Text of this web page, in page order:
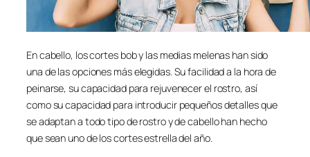
En cabello, los cortes bob y las medias melenas han sido
una de las opciones más elegidas. Su facilidad a la hora de
peinarse, su capacidad para rejuvenecer el rostro, así
como su capacidad para introducir pequeños detalles que
se adaptan a todo tipo de rostro y de cabello han hecho
que sean uno de los cortes estrella del año.